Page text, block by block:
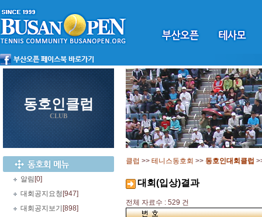
동호인클럽
CLUB
알림 [0]
대회공지요청 [947]
대회공지보기 [898]
클럽 >> 테니스동호회 >> 동호인대회클럽
대회(입상)결과
전체 자료수 : 529 건